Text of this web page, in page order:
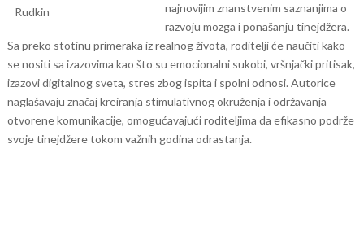
najnovijim znanstvenim saznanjima o
razvoju mozga i ponašanju tinejdžera.
Sa preko stotinu primeraka iz realnog života, roditelji će naučiti kako
se nositi sa izazovima kao što su emocionalni sukobi, vršnjački pritisak,
izazovi digitalnog sveta, stres zbog ispita i spolni odnosi. Autorice
naglašavaju značaj kreiranja stimulativnog okruženja i održavanja
otvorene komunikacije, omogućavajući roditeljima da efikasno podrže
svoje tinejdžere tokom važnih godina odrastanja.